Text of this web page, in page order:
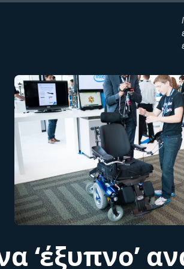
‘έξυπνο’